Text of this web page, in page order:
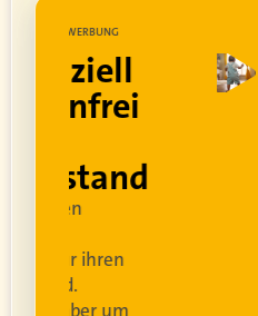
Um
Damit
Leben